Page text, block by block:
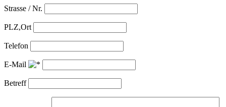
Strasse / Nr.
PLZ,Ort
Telefon
E-Mail
Betreff